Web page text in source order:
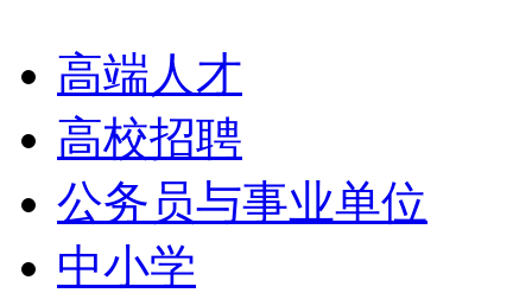
高端人才
高校招聘
公务员与事业单位
中小学